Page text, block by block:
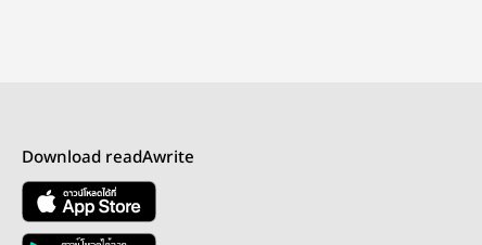
Download readAwrite